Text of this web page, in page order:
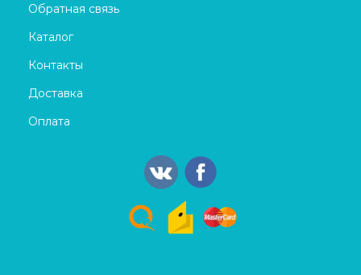
Обратная связь
Каталог
Контакты
Доставка
Оплата